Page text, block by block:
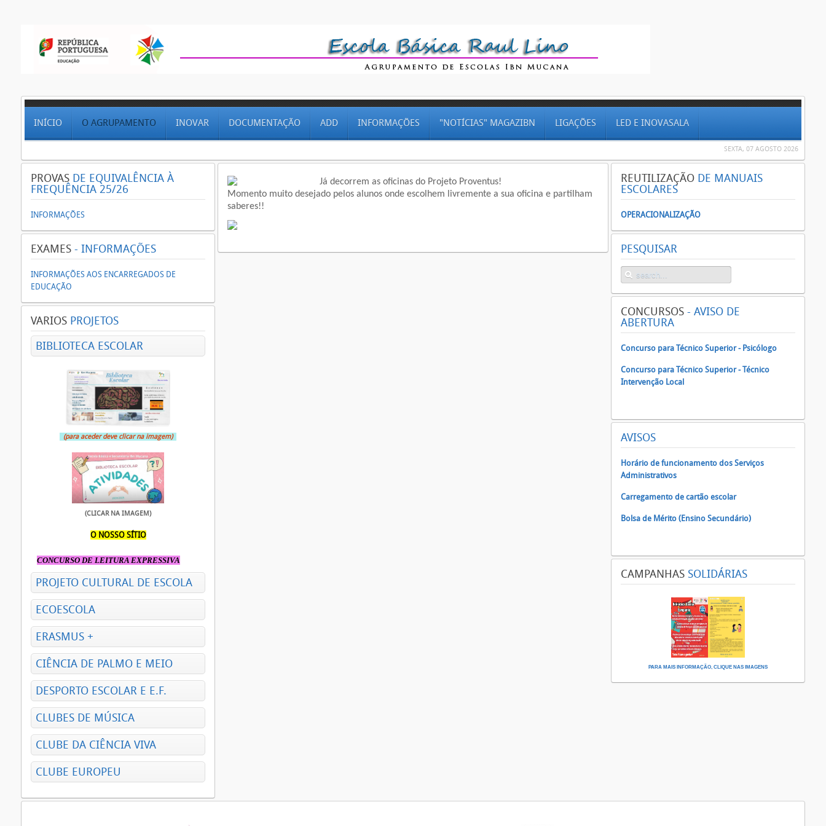
INÍCIO O AGRUPAMENTO INOVAR DOCUMENTAÇÃO ADD INFORMAÇÕES "NOTÍCIAS" MAGAZIBN LIGAÇÕES LED E INOVASALA
SEXTA, 07 AGOSTO 2026
Já decorrem as oficinas do Projeto Proventus!
Momento muito desejado pelos alunos onde escolhem livremente a sua oficina e partilham
saberes!!
PROVAS DE EQUIVALÊNCIA À
FREQUÊNCIA 25/26
INFORMAÇÕES
EXAMES - INFORMAÇÕES
INFORMAÇÕES AOS ENCARREGADOS DE
EDUCAÇÃO
VARIOS PROJETOS
BIBLIOTECA ESCOLAR
(para aceder deve clicar na imagem)
(CLICAR NA IMAGEM)
O NOSSO SÍTIO
CONCURSO DE LEITURA EXPRESSIVA
PROJETO CULTURAL DE ESCOLA
ECOESCOLA
ERASMUS +
CIÊNCIA DE PALMO E MEIO
DESPORTO ESCOLAR E E.F.
CLUBES DE MÚSICA
CLUBE DA CIÊNCIA VIVA
CLUBE EUROPEU
REUTILIZAÇÃO DE MANUAIS
ESCOLARES
OPERACIONALIZAÇÃO
PESQUISAR
CONCURSOS - AVISO DE
ABERTURA
Concurso para Técnico Superior - Psicólogo
Concurso para Técnico Superior - Técnico
Intervenção Local
AVISOS
Horário de funcionamento dos Serviços
Administrativos
Carregamento de cartão escolar
Bolsa de Mérito (Ensino Secundário)
CAMPANHAS SOLIDÁRIAS
PARA MAIS INFORMAÇÃO, CLIQUE NAS IMAGENS